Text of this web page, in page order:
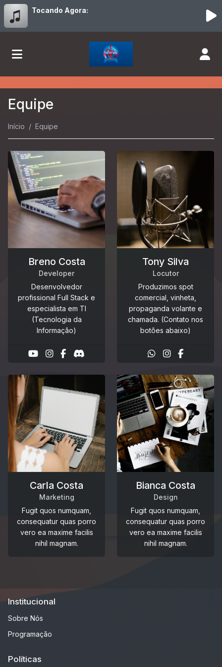
Tocando Agora:
Equipe
Início Equipe
Breno Costa
Developer
Desenvolvedor
profissional Full Stack e
especialista em TI
(Tecnologia da
Informação)
Tony Silva
Locutor
Produzimos spot
comercial, vinheta,
propaganda volante e
chamada. (Contato nos
botões abaixo)
Carla Costa
Marketing
Fugit quos numquam,
consequatur quas porro
vero ea maxime facilis
nihil magnam.
Bianca Costa
Design
Fugit quos numquam,
consequatur quas porro
vero ea maxime facilis
nihil magnam.
Institucional
Sobre Nós
Programação
Políticas